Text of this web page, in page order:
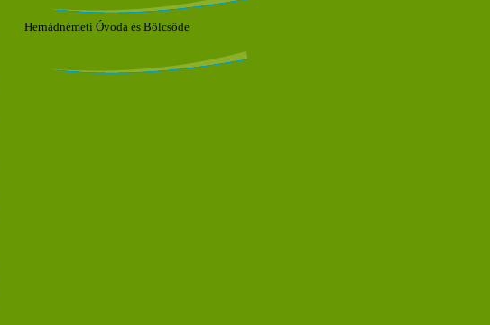
Hernádnémeti Óvoda és Bölcsőde